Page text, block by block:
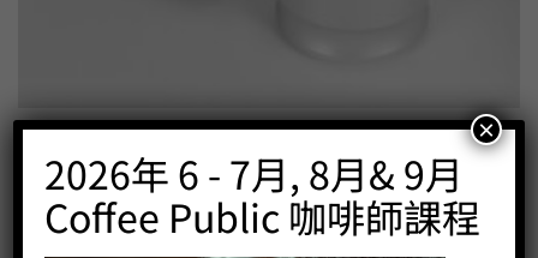
Price: HK$ 120.00
- +
2026年 6 - 7月, 8月& 9月
Coffee Public 咖啡師課程
×